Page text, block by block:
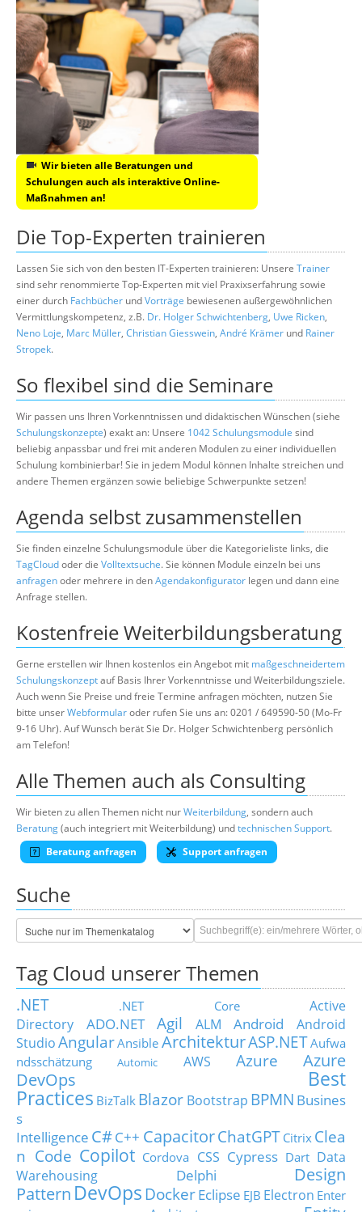
Wir bieten alle Beratungen und
Schulungen auch als interaktive Online-
Maßnahmen an!
Die Top-Experten trainieren
Lassen Sie sich von den besten IT-Experten trainieren: Unsere Trainer
sind sehr renommierte Top-Experten mit viel Praxixserfahrung sowie
einer durch Fachbücher undVorträge bewiesenen außergewöhnlichen
Vermittlungskompetenz, z.B. Dr. Holger Schwichtenberg, Uwe Ricken,
Neno Loje, Marc Müller, Christian Giesswein, André Krämer und Rainer
Stropek.
So flexibel sind die Seminare
Wir passen uns Ihren Vorkenntnissen und didaktischen Wünschen (siehe
Schulungskonzepte) exakt an: Unsere 1042 Schulungsmodule sind
beliebig anpassbar und frei mit anderen Modulen zu einer individuellen
Schulung kombinierbar! Sie in jedem Modul können Inhalte streichen und
andere Themen ergänzen sowie beliebige Schwerpunkte setzen!
Agenda selbst zusammenstellen
Sie finden einzelne Schulungsmodule über die Kategorieliste links, die
TagCloudoder die Volltextsuche. Sie können Module einzeln bei uns
anfragenoder mehrere in denAgendakonfigurator legen und dann eine
Anfrage stellen.
Kostenfreie Weiterbildungsberatung
Gerne erstellen wir Ihnen kostenlos ein Angebot mit maßgeschneidertem
Schulungskonzeptauf Basis Ihrer Vorkenntnisse und Weiterbildungsziele.
Auch wenn Sie Preise und freie Termine anfragen möchten, nutzen Sie
bitte unserWebformularoder rufen Sie uns an: 0201 / 649590-50 (Mo-Fr
9-16 Uhr). Auf Wunsch berät Sie Dr. Holger Schwichtenberg persönlich
am Telefon!
Alle Themen auch als Consulting
Wir bieten zu allen Themen nicht nurWeiterbildung, sondern auch
Beratung(auch integriert mit Weiterbildung) undtechnischen Support.
Beratung anfragen
Support anfragen
Suche
Tag Cloud unserer Themen
.NET .NET Core
Active
Directory
ADO.NET Agil ALM Android
Android
StudioAngularAnsible ArchitekturASP.NETAufwa
ndsschätzung
Automic AWS Azure
Azure
DevOps
Best
Practices BizTalk Blazor Bootstrap BPMN Busines
s
Intelligence C#C++ CapacitorChatGPT Citrix Clea
n Code Copilot Cordova CSS Cypress Dart Data
Warehousing
Delphi
Design
Pattern DevOps DockerEclipse EJB Electron Enter